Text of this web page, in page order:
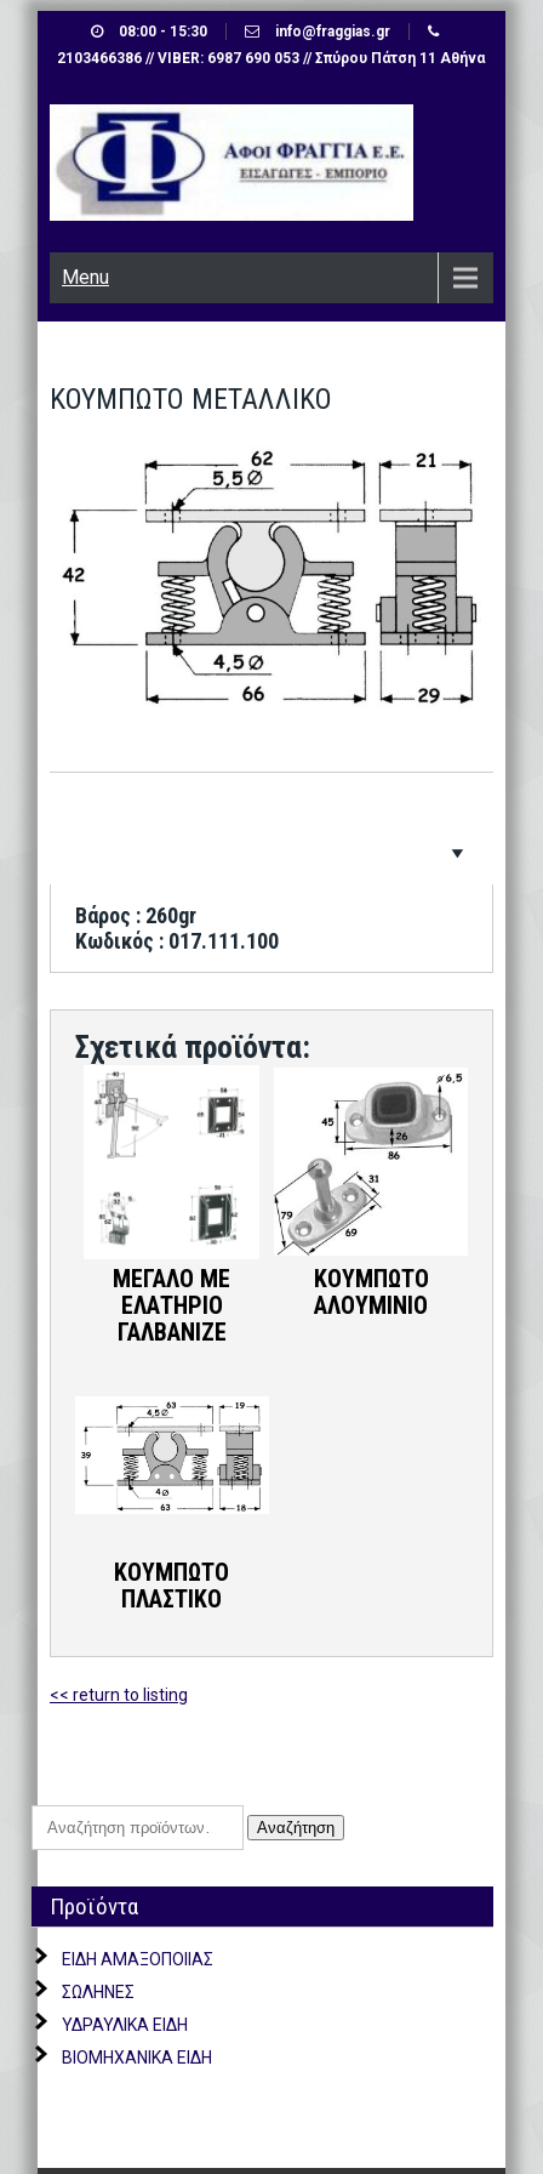
08:00 - 15:30
info@fraggias.gr
2103466386 // VIBER: 6987 690 053 // Σπύρου Πάτση 11 Αθήνα
Menu
ΚΟΥΜΠΩΤΟ ΜΕΤΑΛΛΙΚΟ
Βάρος : 260gr
Κωδικός : 017.111.100
ΜΕΓΑΛΟ ΜΕ
ΕΛΑΤΗΡΙΟ
ΓΑΛΒΑΝΙΖΕ
ΚΟΥΜΠΩΤΟ
ΑΛΟΥΜΙΝΙΟ
ΚΟΥΜΠΩΤΟ
ΠΛΑΣΤΙΚΟ
<< return to listing
Αναζήτηση
Αναζήτηση
Προϊόντα
ΕΙΔΗ ΑΜΑΞΟΠΟΙΙΑΣ
ΣΩΛΗΝΕΣ
ΥΔΡΑΥΛΙΚΑ ΕΙΔΗ
ΒΙΟΜΗΧΑΝΙΚΑ ΕΙΔΗ